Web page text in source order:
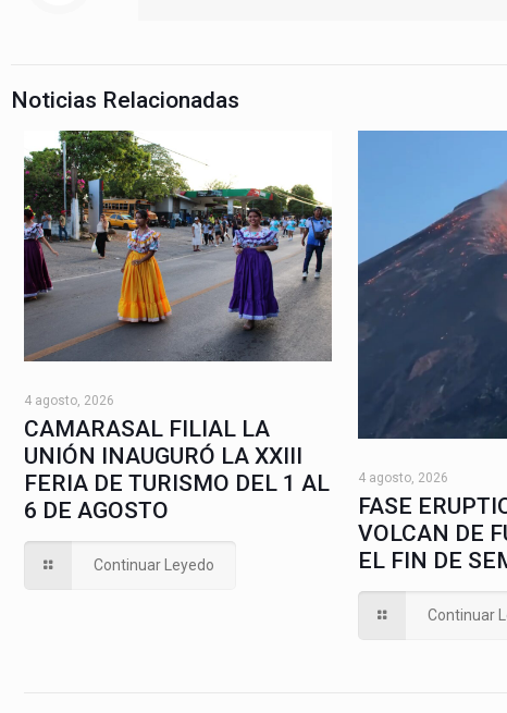
Noticias Relacionadas
4 agosto, 2026
CAMARASAL FILIAL LA
UNIÓN INAUGURÓ LA XXIII
FERIA DE TURISMO DEL 1 AL
6 DE AGOSTO
Continuar Leyedo
4 agosto, 2026
FASE
VOLCAN DE
EL FIN DE
Continuar